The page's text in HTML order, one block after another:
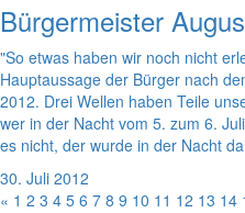
Bürgermeister
"So etwas haben wir noch nicht
Hauptaussage der Bürger nach
2012. Drei Wellen haben Teile
wer in der Nacht vom 5. zum 6.
es nicht, der wurde in der Nacht
30. Juli 2012
« 1 2 3 4 5 6 7 8 9 10 11 12 13 14